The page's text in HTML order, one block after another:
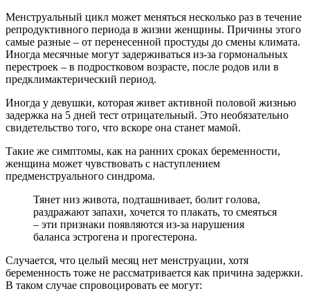
Менструальный цикл может меняться несколько раз в течение
репродуктивного периода в жизни женщины. Причины этого
самые разные – от перенесенной простуды до смены климата.
Иногда месячные могут задерживаться из-за гормональных
перестроек – в подростковом возрасте, после родов или в
предклимактерический период.
Иногда у девушки, которая живет активной половой жизнью
задержка на 5 дней тест отрицательный. Это необязательно
свидетельство того, что вскоре она станет мамой.
Такие же симптомы, как на ранних сроках беременности,
женщина может чувствовать с наступлением
предменструального синдрома.
Тянет низ живота, подташнивает, болит голова,
раздражают запахи, хочется то плакать, то смеяться
– эти признаки появляются из-за нарушения
баланса эстрогена и прогестерона.
Случается, что целый месяц нет менструации, хотя
беременность тоже не рассматривается как причина задержки.
В таком случае спровоцировать ее могут: